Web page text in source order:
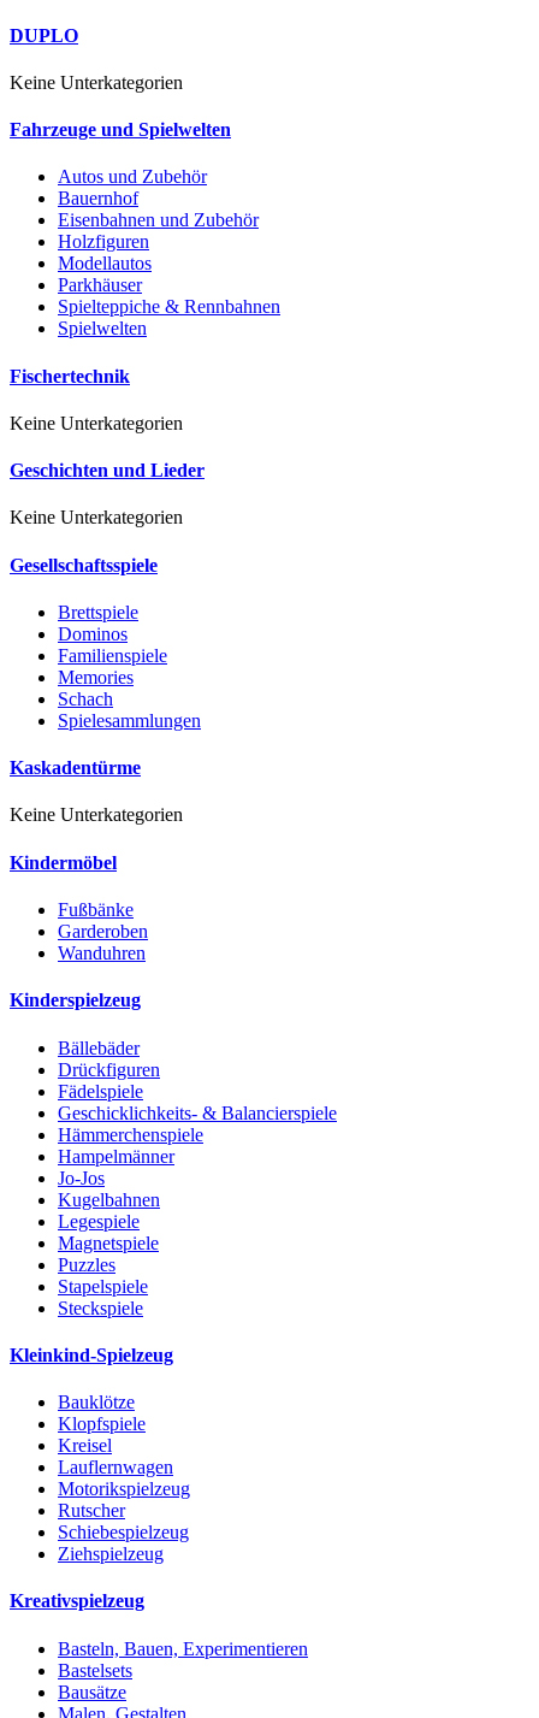
DUPLO
Keine Unterkategorien
Fahrzeuge und Spielwelten
Autos und Zubehör
Bauernhof
Eisenbahnen und Zubehör
Holzfiguren
Modellautos
Parkhäuser
Spielteppiche & Rennbahnen
Spielwelten
Fischertechnik
Keine Unterkategorien
Geschichten und Lieder
Keine Unterkategorien
Gesellschaftsspiele
Brettspiele
Dominos
Familienspiele
Memories
Schach
Spielesammlungen
Kaskadentürme
Keine Unterkategorien
Kindermöbel
Fußbänke
Garderoben
Wanduhren
Kinderspielzeug
Bällebäder
Drückfiguren
Fädelspiele
Geschicklichkeits- & Balancierspiele
Hämmerchenspiele
Hampelmänner
Jo-Jos
Kugelbahnen
Legespiele
Magnetspiele
Puzzles
Stapelspiele
Steckspiele
Kleinkind-Spielzeug
Bauklötze
Klopfspiele
Kreisel
Lauflernwagen
Motorikspielzeug
Rutscher
Schiebespielzeug
Ziehspielzeug
Kreativspielzeug
Basteln, Bauen, Experimentieren
Bastelsets
Bausätze
Malen, Gestalten